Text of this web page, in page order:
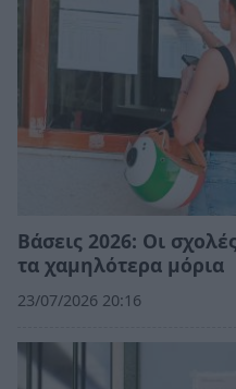
Βάσεις 2026: Οι
τα χαμηλότερα μόρια
23/07/2026 20:16